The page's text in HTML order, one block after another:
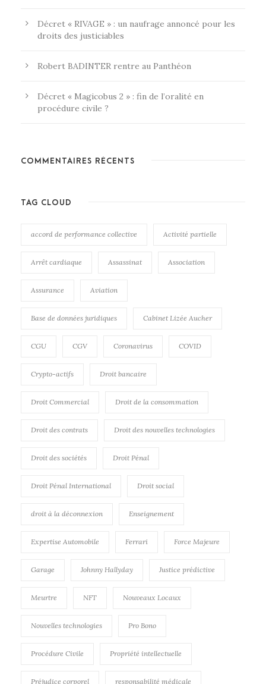
Décret « RIVAGE » : un naufrage annoncé pour les
droits des justiciables
Robert BADINTER rentre au Panthéon
Décret « Magicobus 2 » : fin de l’oralité en
procédure civile ?
COMMENTAIRES RÉCENTS
TAG CLOUD
accord de performance collective Activité partielle
Arrêt cardiaque Assassinat Association
Assurance Aviation
Base de données juridiques Cabinet Lizée Aucher
CGU CGV Coronavirus COVID
Crypto-actifs Droit bancaire
Droit Commercial Droit de la consommation
Droit des contrats Droit des nouvelles technologies
Droit des sociétés Droit Pénal
Droit Pénal International Droit social
droit à la déconnexion Enseignement
Expertise Automobile Ferrari Force Majeure
Garage Johnny Hallyday Justice prédictive
Meurtre NFT Nouveaux Locaux
Nouvelles technologies Pro Bono
Procédure Civile Propriété intellectuelle
Préjudice corporel responsabilité médicale